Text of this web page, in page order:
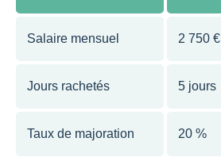
Salaire mensuel 2 750 €
Jours rachetés 5 jours
Taux de majoration 20 %